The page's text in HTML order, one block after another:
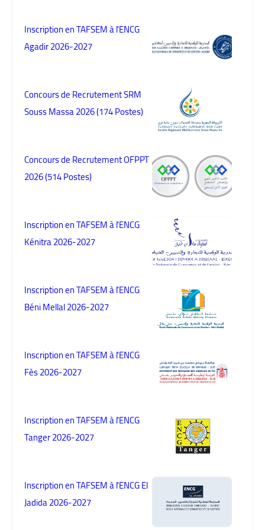
Inscription en TAFSEM à l'ENCG
Agadir 2026-2027
Concours de Recrutement SRM
Souss Massa 2026 (174 Postes)
Concours de Recrutement OFPPT
2026 (514 Postes)
Inscription en TAFSEM à l'ENCG
Kénitra 2026-2027
Inscription en TAFSEM à l'ENCG
Béni Mellal 2026-2027
Inscription en TAFSEM à l'ENCG
Fès 2026-2027
Inscription en TAFSEM à l'ENCG
Tanger 2026-2027
Inscription en TAFSEM à l'ENCG El
Jadida 2026-2027